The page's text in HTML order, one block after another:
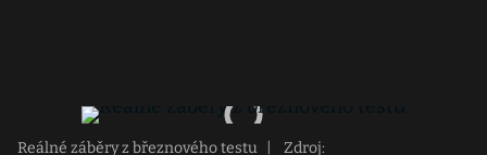
Reálné záběry z březnového testu
Zdroj: